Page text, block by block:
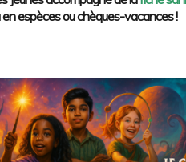
en espèces ou chèques-vacances !